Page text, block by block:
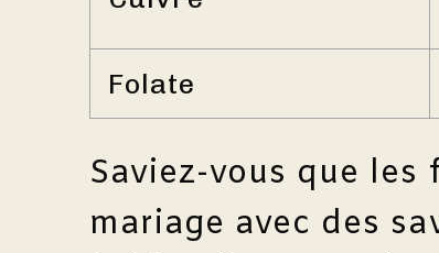
Folate
Saviez-vous que les
mariage avec des